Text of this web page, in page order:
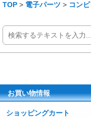
TOP > 電子パーツ > コン
お買い物情報
ショッピングカート